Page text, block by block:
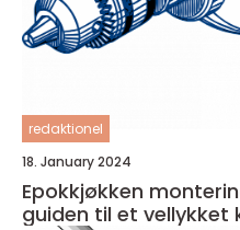
redaktionel
18. January 2024
Epokkjøkken
guiden til et vellykket